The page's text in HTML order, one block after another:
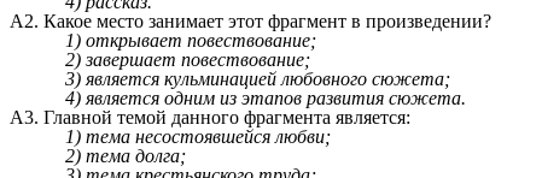
А2. Какое место занимает этот фрагмент в произведении?
1) открывает повествование;
2) завершает повествование;
3) является кульминацией любовного сюжета;
4) является одним из этапов развития сюжета.
А3. Главной темой данного фрагмента является:
1) тема несостоявшейся любви;
2) тема долга;